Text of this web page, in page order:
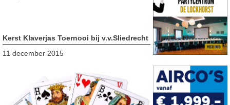
Kerst Klaverjas Toernooi bij v.v.Sliedrecht
11 december 2015